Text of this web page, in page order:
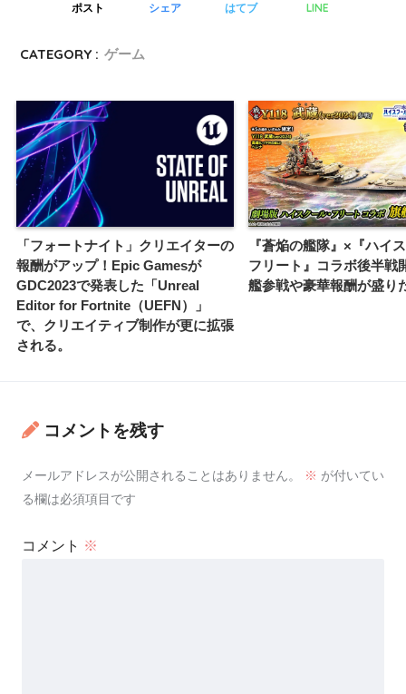
ポスト シェア はてブ LINE
CATEGORY : ゲーム
「フォートナイト」クリエイターの
報酬がアップ！Epic Gamesが
GDC2023で発表した「Unreal
Editor for Fortnite（UEFN）」
で、クリエイティブ制作が更に拡張
される。
『蒼焔の艦隊』×『ハイ
フリート』コラボ後半戦
艦参戦や豪華報酬が盛り
コメントを残す
メールアドレスが公開されることはありません。 ※ が付いてい
る欄は必須項目です
コメント ※